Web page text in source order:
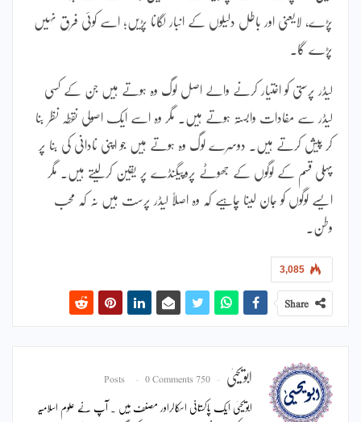
پڑے، لایعنی اور باطل دلیلوں کے انبار لگانا پڑیں؛ اسے کوئی فرق نہیں
پڑے گا۔
لیڈر پرستی کو اختیار کرنے والے اصل لوگ وہ ہوتے ہیں جن کے کسی
لیڈر سے مفادات وابستہ ہوتے ہیں۔ مگر وہ اسے ایک اصولی نقطہ نظر بنا
کر پیش کرتے ہیں۔ دوسرے لوگ وہ ہوتے ہیں جو اپنی نادانی کی بنا پر
پہلی قسم کے لوگوں کے جھوٹے پروپیگنڈے پر یقین کرلیتے ہیں۔ مگر
ایسے لوگوں کو جان لینا چاہیے کہ وہ اصلاً لیڈر پرست ہیں نہ کہ محب
وطن۔
3,085
Share
ابویحییٰ 750 Posts
0 Comments
ابویحییٰ ایک پاکستانی اسکالراور مصنف ہیں ۔ آپ نے علوم اسلامیہ